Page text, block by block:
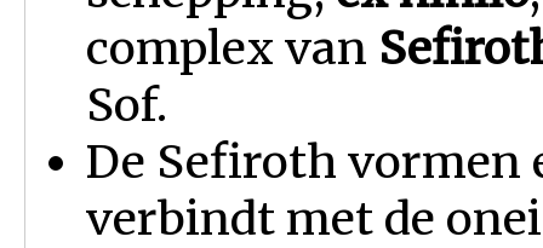
complex van
Sof.
De Sefiroth vormen
verbindt met de